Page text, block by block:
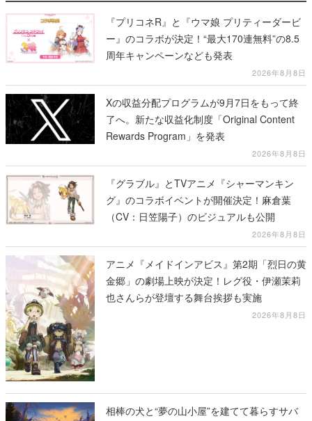
『プリコネR』と『ウマ娘 プリティーダービ
ー』のコラボが決定！“最大170連無料”の8.5
周年キャンペーンなども発表
2026年8月8日
Xの収益分配プログラムが9月7日をもって終
了へ。新たな収益化制度「Original Content
Rewards Program」を発表
2026年8月8日
『グラブル』とTVアニメ『シャーマンキン
グ』のコラボイベントが開催決定！麻倉葉
（CV：日笠陽子）のビジュアルも公開
2026年8月8日
アニメ『メイドインアビス』第2期「烈日の黄
金郷」の劇場上映が決定！レグ役・伊瀬茉莉
也さんらが登壇する舞台挨拶も実施
2026年8月8日
相棒の犬と“夢の山小屋”を建てて暮らすサバ